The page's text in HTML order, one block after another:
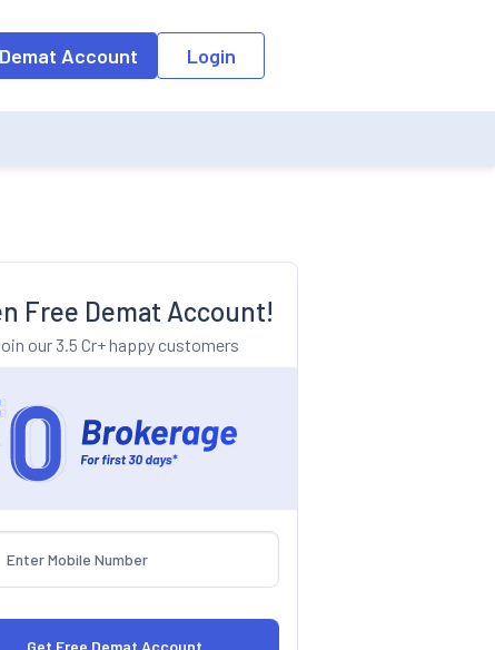
the input field, the suggestion list will be updated as per the
Account Login
Free Demat Account!
our 3.5 Cr+ happy customers